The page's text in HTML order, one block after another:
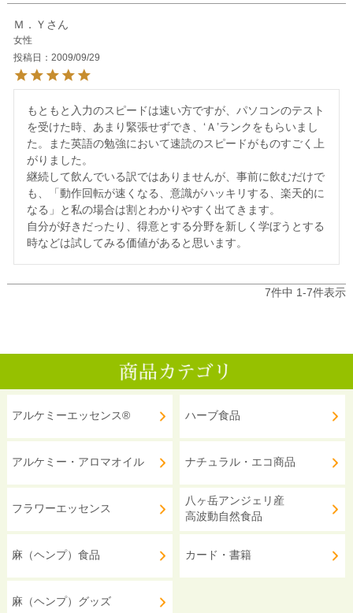
Ｍ．Ｙ
女性
投稿日
2009/09/29
もともと入力のスピードは速い方ですが、パソコンのテスト
を受けた時、あまり緊張せずでき、‘Ａ’ランクをもらいまし
た。また英語の勉強において速読のスピードがものすごく上
がりました。
継続して飲んでいる訳ではありませんが、事前に飲むだけで
も、「動作回転が速くなる、意識がハッキリする、楽天的に
なる」と私の場合は割とわかりやすく出てきます。
自分が好きだったり、得意とする分野を新しく学ぼうとする
7件中 1-7件表示
アルケミーエッセンス®
アルケミー・アロマオイル
フラワーエッセンス
麻（ヘンプ）食品
麻（ヘンプ）グッズ
ハーブ食品
ナチュラル・エコ商品
八ヶ岳アンジェリ産
高波動自然食品
カード・書籍